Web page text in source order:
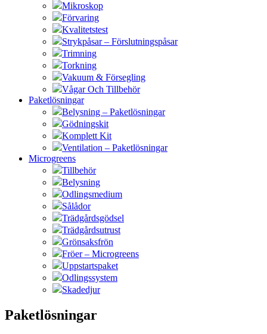
Mikroskop
Förvaring
Kvalitetstest
Strykpåsar – Förslutningspåsar
Trimning
Torkning
Vakuum & Försegling
Vågar Och Tillbehör
Paketlösningar
Belysning – Paketlösningar
Gödningskit
Komplett Kit
Ventilation – Paketlösningar
Microgreens
Tillbehör
Belysning
Odlingsmedium
Sålådor
Trädgårdsgödsel
Trädgårdsutrust
Grönsaksfrön
Fröer – Microgreens
Uppstartspaket
Odlingssystem
Skadedjur
Paketlösningar